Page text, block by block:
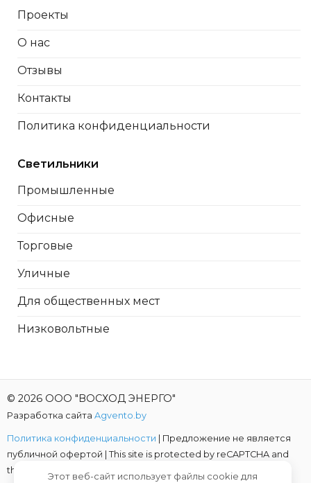
Проекты
О нас
Отзывы
Контакты
Политика конфиденциальности
Светильники
Промышленные
Офисные
Торговые
Уличные
Для общественных мест
Низковольтные
© 2026 ООО "ВОСХОД ЭНЕРГО"
Разработка сайта Agvento.by
Политика конфиденциальности | Предложение не является
публичной офертой | This site is protected by reCAPTCHA and
the Google
Privacy Policy Terms of Service apply.
Этот веб-сайт использует файлы cookie для